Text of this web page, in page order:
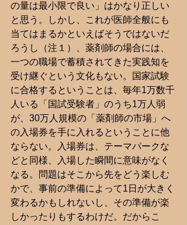
の量は最小限で良い」はかなり正しい
と思う。しかし、これが医師全般にも
当てはまるかといえばそうではないだ
ろうし（注１）、薬剤師の場合には、
一つの職場で蓄積されてきた実践知を
受け継ぐという文化もない。国家試験
に合格するということは、毎年1万数千
人いる「国試受験者」のうち1万人弱
が、30万人規模の「薬剤師の市場」へ
の入場券を手に入れるということに他
ならない。入場券は、テーマパークな
どと同様、入場した瞬間に意味がなく
なる。問題はそこから先をどう楽しむ
かで、事前の準備によって1日が大きく
変わるかもしれないし、その準備が楽
しかったりもするわけだ。だからこ